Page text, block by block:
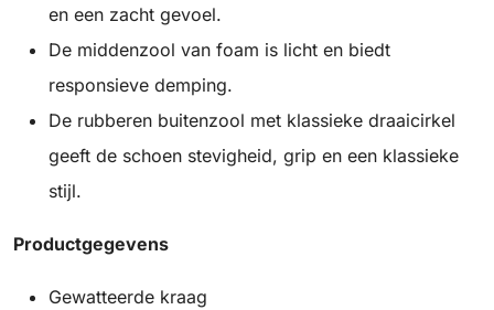
en een zacht gevoel.
De middenzool van foam is licht en biedt
responsieve demping.
De rubberen buitenzool met klassieke draaicirkel
geeft de schoen stevigheid, grip en een klassieke
stijl.
Productgegevens
Gewatteerde kraag